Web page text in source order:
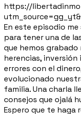
https://
En este episodio
para tener una de
que hemos
herencias,
errores con el
evolucionado
familia. Una charla
consejos que ojalá
Espero que te haga